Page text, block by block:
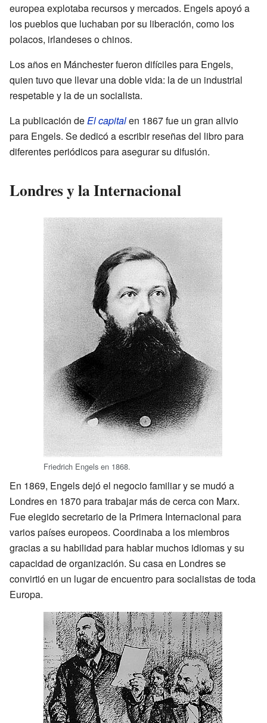
europea explotaba recursos y mercados. Engels apoyó a
los pueblos que luchaban por su liberación, como los
polacos, irlandeses o chinos.
Los años en Mánchester fueron difíciles para Engels,
quien tuvo que llevar una doble vida: la de un industrial
respetable y la de un socialista.
La publicación deEl capitalen 1867 fue un gran alivio
para Engels. Se dedicó a escribir reseñas del libro para
diferentes periódicos para asegurar su difusión.
Londres y la Internacional
Friedrich Engels en 1868.
En 1869, Engels dejó el negocio familiar y se mudó a
Londres en 1870 para trabajar más de cerca con Marx.
Fue elegido secretario de la Primera Internacional para
varios países europeos. Coordinaba a los miembros
gracias a su habilidad para hablar muchos idiomas y su
capacidad de organización. Su casa en Londres se
convirtió en un lugar de encuentro para socialistas de toda
Europa.